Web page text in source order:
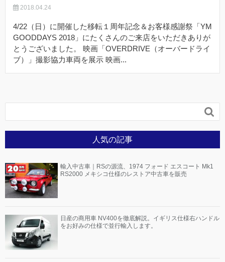
2018.04.24
4/22（日）に開催した移転１周年記念＆お客様感謝祭「YM
GOODDAYS 2018」にたくさんのご来店をいただきありが
とうございました。 映画「OVERDRIVE（オーバードライ
ブ）」撮影協力車両を展示 映画...

人気の記事
輸入中古車｜RSの源流、1974 フォード エスコート Mk1
RS2000 メキシコ仕様のレストア中古車を販売
日産の商用車 NV400を徹底解説。イギリス仕様右ハンドル
をお好みの仕様で並行輸入します。